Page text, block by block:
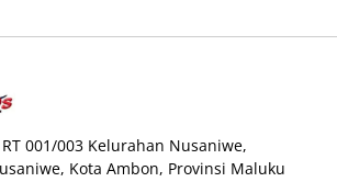
001/003 Kelurahan Nusaniwe,
Kota Ambon, Provinsi Maluku